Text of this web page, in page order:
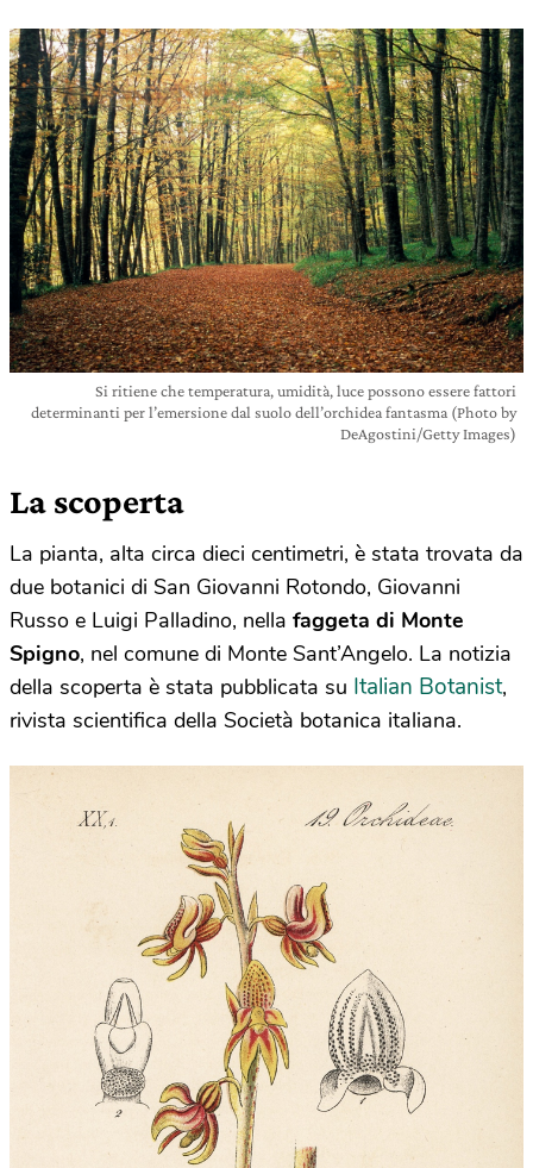
Si ritiene che temperatura, umidità, luce possono essere fattori
determinanti per l’emersione dal suolo dell’orchidea fantasma (Photo by
DeAgostini/Getty Images)
La scoperta
La pianta, alta circa dieci centimetri, è stata trovata da
due botanici di San Giovanni Rotondo, Giovanni
Russo e Luigi Palladino, nella faggeta di Monte
Spigno, nel comune di Monte Sant’Angelo. La notizia
della scoperta è stata pubblicata su Italian Botanist,
rivista scientifica della Società botanica italiana.